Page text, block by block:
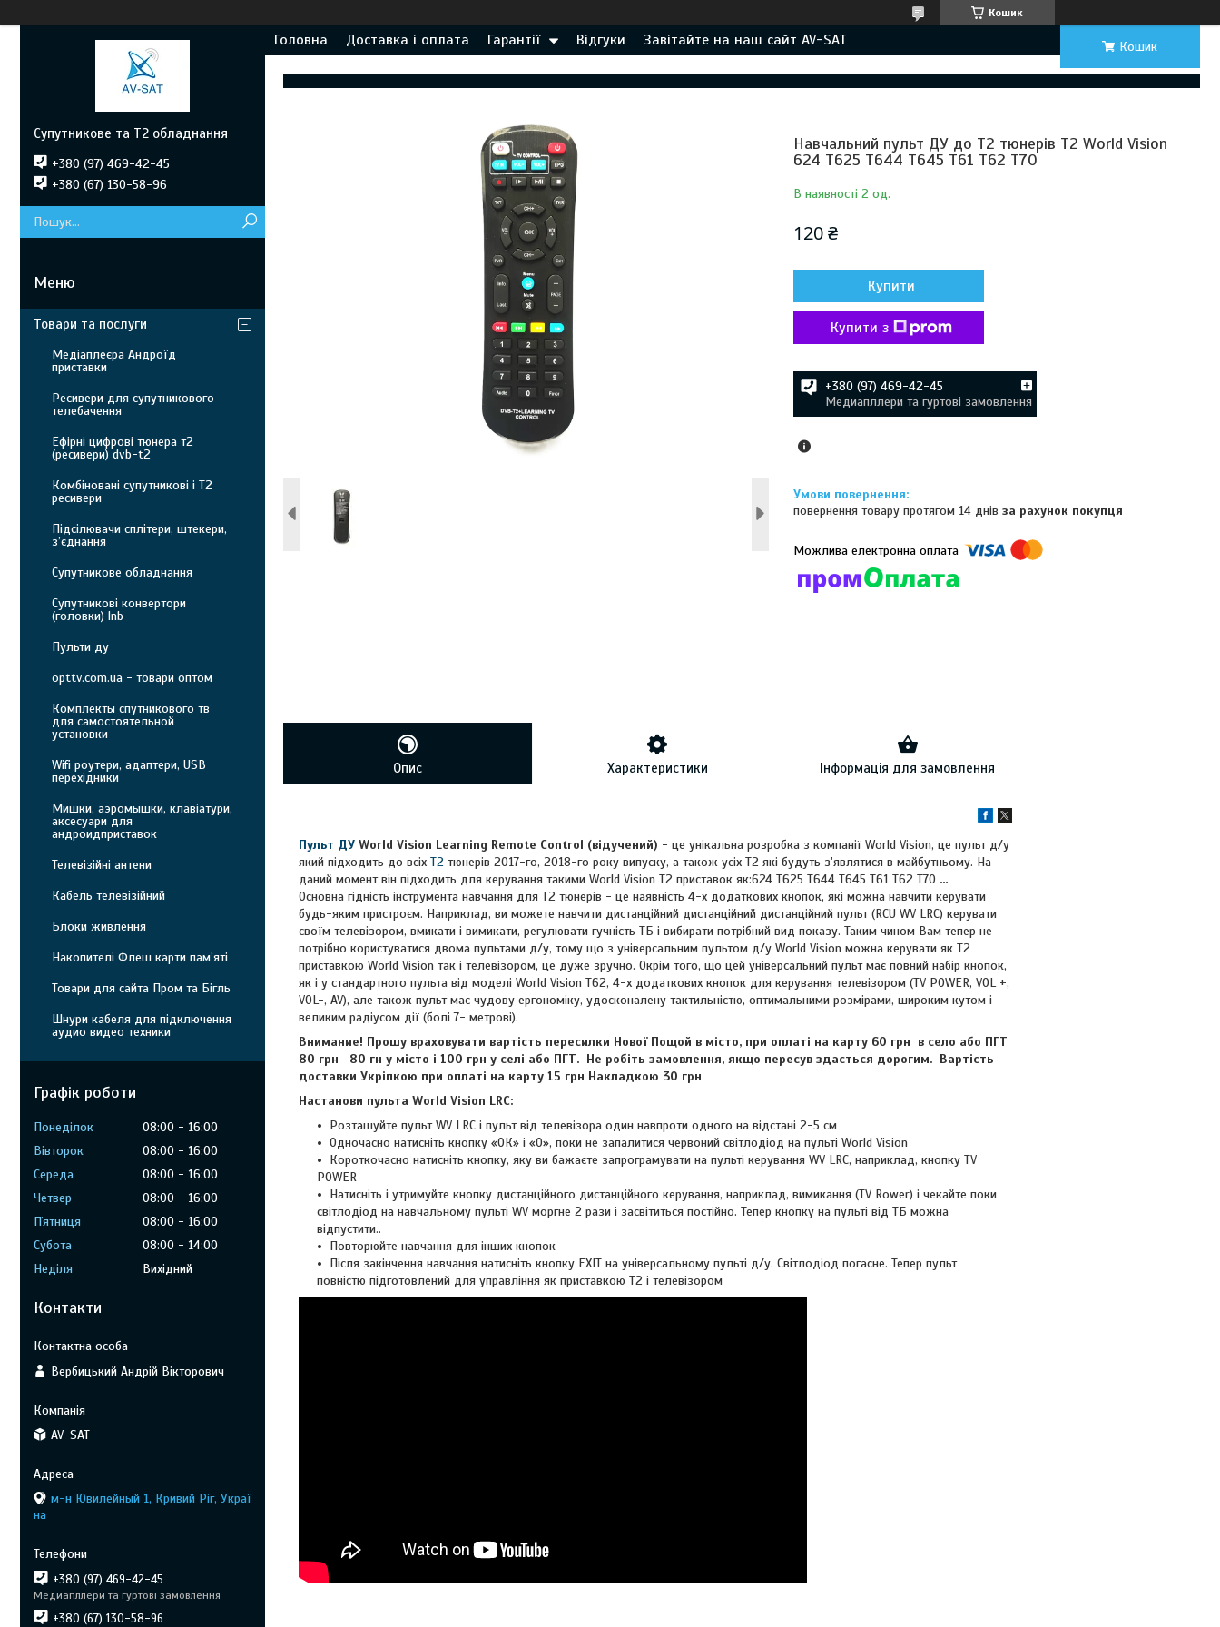
Кошик
Головна Доставка і оплата Гарантії Відгуки Завітайте на наш сайт AV-SAT Кошик
Навчальний пульт ДУ до Т2 тюнерів T2 World Vision
624 T625 T644 T645 Т61 T62 T70
В наявності 2 од.
120 ₴
Купити
Купити з
+380 (97) 469-42-45
Медиапллери та гуртові замовлення
повернення товару протягом 14 днівза рахунок покупця
Опис Характеристики Інформація для замовлення
Пульт ДУ World Vision Learning Remote Control (відучений) - це унікальна розробка з компанії World Vision, це пульт д/у
який підходить до всіх Т2 тюнерів 2017-го, 2018-го року випуску, а також усіх Т2 які будуть з'являтися в майбутньому. На
даний момент він підходить для керування такими World Vision T2 приставок як:624 T625 T644 T645 Т61 T62 T70 …
Основна гідність інструмента навчання для Т2 тюнерів - це наявність 4-х додаткових кнопок, які можна навчити керувати
будь-яким пристроєм. Наприклад, ви можете навчити дистанційний дистанційний дистанційний пульт (RCU WV LRC) керувати
своїм телевізором, вмикати і вимикати, регулювати гучність ТБ і вибирати потрібний вид показу. Таким чином Вам тепер не
потрібно користуватися двома пультами д/у, тому що з універсальним пультом д/у World Vision можна керувати як Т2
приставкою World Vision так і телевізором, це дуже зручно. Окрім того, що цей універсальний пульт має повний набір кнопок,
як і у стандартного пульта від моделі World Vision T62, 4-х додаткових кнопок для керування телевізором (TV POWER, VOL +,
VOL-, AV), але також пульт має чудову ергономіку, удосконалену тактильністю, оптимальними розмірами, широким кутом і
великим радіусом дії (болі 7- метрові).
Внимание! Прошу враховувати вартість пересилки Нової Пощой в місто, при оплаті на карту 60 грн в село або ПГТ
80 грн 80 гн у місто і 100 грн у селі або ПГТ. Не робіть замовлення, якщо пересув здасться дорогим. Вартість
доставки Укріпкою при оплаті на карту 15 грн Накладкою 30 грн
Настанови пульта World Vision LRC:
Розташуйте пульт WV LRC і пульт від телевізора один навпроти одного на відстані 2-5 см
Одночасно натисніть кнопку «ОК» і «0», поки не запалитися червоний світлодіод на пульті World Vision
Короткочасно натисніть кнопку, яку ви бажаєте запрограмувати на пульті керування WV LRC, наприклад, кнопку TV
POWER
Натисніть і утримуйте кнопку дистанційного дистанційного керування, наприклад, вимикання (ТV Rower) і чекайте поки
світлодіод на навчальному пульті WV моргне 2 рази і засвітиться постійно. Тепер кнопку на пульті від ТБ можна
відпустити..
Повторюйте навчання для інших кнопок
Після закінчення навчання натисніть кнопку EXIT на універсальному пульті д/у. Світлодіод погасне. Тепер пульт
повністю підготовлений для управління як приставкою Т2 і телевізором
Супутникове та Т2 обладнання
+380 (97) 469-42-45
+380 (67) 130-58-96
Товари та послуги
Медіаплеєра Андроїд
приставки
Ресивери для супутникового
телебачення
Ефірні цифрові тюнера т2
(ресивери) dvb-t2
Комбіновані супутникові і Т2
ресивери
Підсілювачи сплітери, штекери,
з’єднання
Супутникове обладнання
Супутникові конвертори
(головки) lnb
Пульти ду
opttv.com.ua - товари оптом
Комплекты спутникового тв
для самостоятельной
установки
Wifi роутери, адаптери, USB
перехідники
Мишки, аэромышки, клавіатури,
аксесуари для
андроидприставок
Телевізійні антени
Кабель телевізійний
Блоки живлення
Накопителі Флеш карти пам’яті
Товари для сайта Пром та Бігль
Шнури кабеля для підключення
аудио видео техники
Графік роботи
Понеділок 08:00
16:00
Вівторок
08:00
16:00
Середа
08:00
16:00
Четвер
08:00
16:00
Пʼятниця
08:00
16:00
Субота
08:00
14:00
Неділя
Вихідний
Контакти
Вербицький Андрій Вікторович
AV-SAT
м-н Ювилейный 1, Кривий Ріг, Украї
на
+380 (97) 469-42-45
Медиапллери та гуртові замовлення
+380 (67) 130-58-96